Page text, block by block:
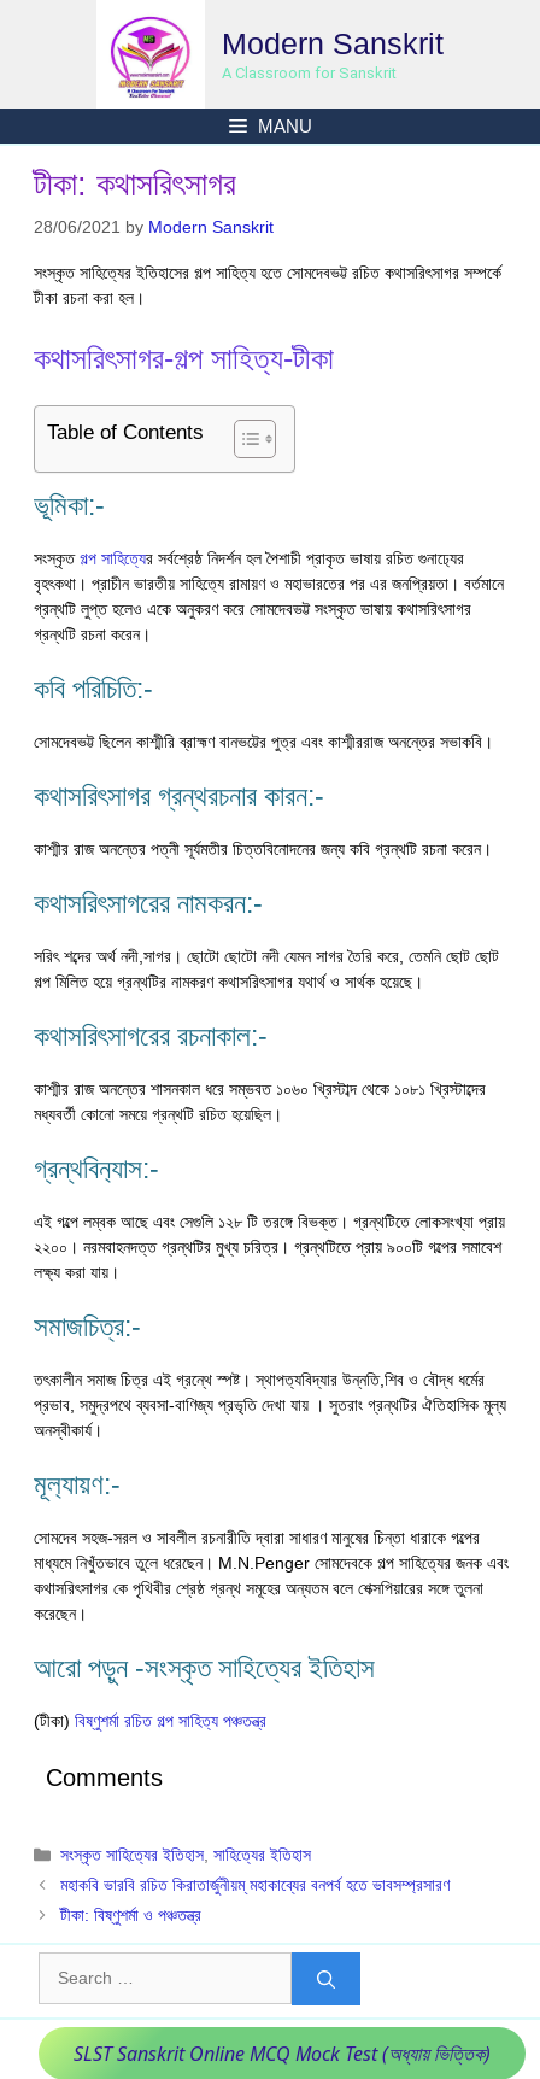
Modern Sanskrit
A Classroom for Sanskrit
MANU
টীকা: কথাসরিৎসাগর
28/06/2021 by Modern Sanskrit
সংস্কৃত সাহিত্যের ইতিহাসের গল্প সাহিত্য হতে সোমদেবভট্ট রচিত কথাসরিৎসাগর সম্পর্কে
টীকা রচনা করা হল।
কথাসরিৎসাগর-গল্প সাহিত্য-টীকা
Table of Contents
ভূমিকা:-
সংস্কৃতগল্প সাহিত্যের সর্বশ্রেষ্ঠ নিদর্শন হল পৈশাচী প্রাকৃত ভাষায় রচিত গুনাঢ‍্যের
বৃহৎকথা। প্রাচীন ভারতীয় সাহিত্যে রামায়ণ ও মহাভারতের পর এর জনপ্রিয়তা। বর্তমানে
গ্রন্থটি লুপ্ত হলেও একে অনুকরণ করে সোমদেবভট্ট সংস্কৃত ভাষায় কথাসরিৎসাগর
গ্রন্থটি রচনা করেন।
কবি পরিচিতি:-
সোমদেবভট্ট ছিলেন কাশ্মীরি ব্রাহ্মণ বানভট্টের পুত্র এবং কাশ্মীররাজ অনন্তের সভাকবি।
কথাসরিৎসাগর গ্রন্থরচনার কারন:-
কাশ্মীর রাজ অনন্তের পত্নী সূর্যমতীর চিত্তবিনোদনের জন্য কবি গ্রন্থটি রচনা করেন।
কথাসরিৎসাগরের নামকরন:-
সরিৎ শব্দের অর্থ নদী,সাগর। ছোটো ছোটো নদী যেমন সাগর তৈরি করে, তেমনি ছোট ছোট
গল্প মিলিত হয়ে গ্রন্থটির নামকরণ কথাসরিৎসাগর যথার্থ ও সার্থক হয়েছে।
কথাসরিৎসাগরের রচনাকাল:-
কাশ্মীর রাজ অনন্তের শাসনকাল ধরে সম্ভবত ১০৬০ খ্রিস্টাব্দ থেকে ১০৮১ খ্রিস্টাব্দের
মধ্যবর্তী কোনো সময়ে গ্রন্থটি রচিত হয়েছিল।
গ্রন্থবিন‍্যাস:-
এই গল্পে লম্বক আছে এবং সেগুলি ১২৮ টি তরঙ্গে বিভক্ত। গ্রন্থটিতে লোকসংখ্যা প্রায়
২২০০। নরমবাহনদত্ত গ্রন্থটির মুখ্য চরিত্র। গ্রন্থটিতে প্রায় ৯০০টি গল্পের সমাবেশ
লক্ষ্য করা যায়।
সমাজচিত্র:-
তৎকালীন সমাজ চিত্র এই গ্রন্থে স্পষ্ট। স্থাপত্যবিদ্যার উন্নতি,শিব ও বৌদ্ধ ধর্মের
প্রভাব, সমুদ্রপথে ব্যবসা-বাণিজ্য প্রভৃতি দেখা যায় । সুতরাং গ্রন্থটির ঐতিহাসিক মূল্য
অনস্বীকার্য।
মূল‍্যায়ণ:-
সোমদেব সহজ-সরল ও সাবলীল রচনারীতি দ্বারা সাধারণ মানুষের চিন্তা ধারাকে গল্পের
মাধ্যমে নিখুঁতভাবে তুলে ধরেছেন। M.N.Penger সোমদেবকে গল্প সাহিত্যের জনক এবং
কথাসরিৎসাগর কে পৃথিবীর শ্রেষ্ঠ গ্রন্থ সমূহের অন্যতম বলে শেক্সপিয়ারের সঙ্গে তুলনা
করেছেন।
আরো পড়ুন -সংস্কৃত সাহিত্যের ইতিহাস
(টীকা) বিষ্ণুশর্মা রচিত গল্প সাহিত্য পঞ্চতন্ত্র
Comments
Categories
সংস্কৃত সাহিত্যের ইতিহাস ,সাহিত্যের ইতিহাস
মহাকবি ভারবি রচিত কিরাতার্জুনীয়ম্ মহাকাব্যের বনপর্ব হতে ভাবসম্প্রসারণ
টীকা: বিষ্ণুশর্মা ও পঞ্চতন্ত্র
for:
SLST Sanskrit Online MCQ Mock Test (অধ্যায় ভিত্তিক)